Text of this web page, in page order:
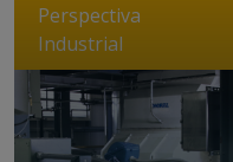
Perspectiva
Industrial